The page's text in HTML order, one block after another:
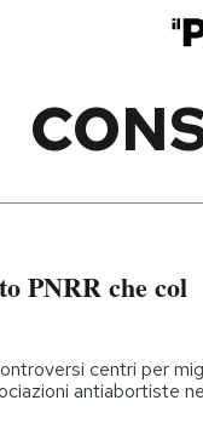
PNRR che col
centri per
antiabortiste